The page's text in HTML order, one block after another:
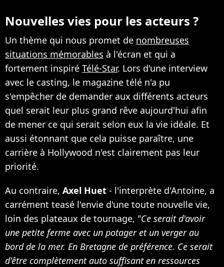
Nouvelles vies pour les acteurs ?
Un thème qui nous promet de nombreuses
situations mémorables à l'écran et qui a
fortement inspiré Télé-Star. Lors d'une interview
avec le casting, le magazine télé n'a pu
s'empêcher de demander aux différents acteurs
quel serait leur plus grand rêve aujourd'hui afin
de mener ce qui serait selon eux la vie idéale. Et
aussi étonnant que cela puisse paraître, une
carrière à Hollywood n'est clairement pas leur
priorité.
Au contraire, Axel Huet - l'interprète d'Antoine, a
carrément teasé l'envie d'une toute nouvelle vie,
loin des plateaux de tournage, "Ce serait d'avoir
une petite ferme avec un potager et un verger au
bord de la mer. En Bretagne de préférence. Ce serait
d'être complètement auto suffisant en ressources